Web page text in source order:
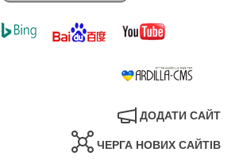
ДОДАТИ САЙТ
ЧЕРГА НОВИХ САЙТІВ